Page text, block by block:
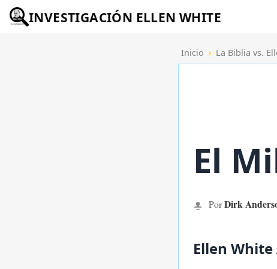
INVESTIGACIÓN ELLEN WHITE
Inicio › La Biblia vs.
El
PorDirk
Ellen